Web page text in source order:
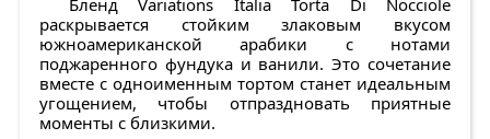
Бленд Variations Italia Torta Di Nocciole
раскрывается стойким злаковым вкусом
южноамериканской арабики с нотами
поджаренного фундука и ванили. Это сочетание
вместе с одноименным тортом станет идеальным
угощением, чтобы отпраздновать приятные
моменты с близкими.